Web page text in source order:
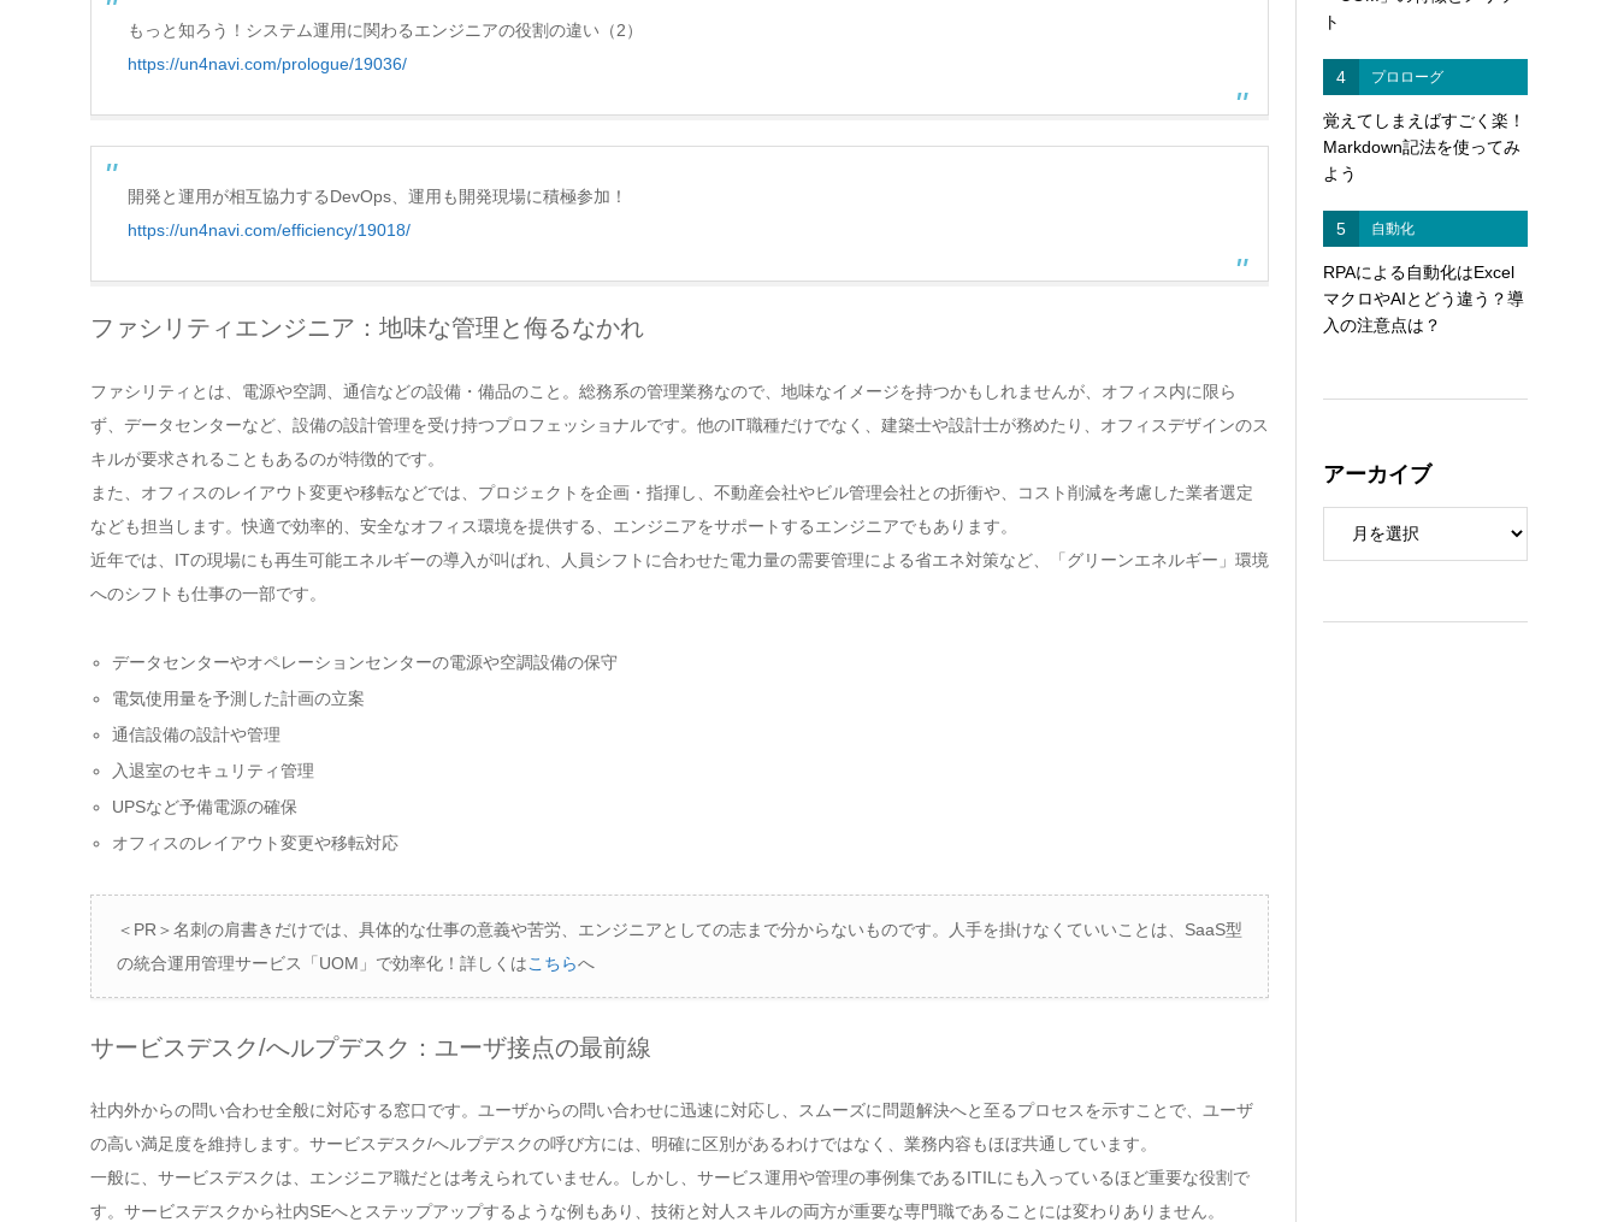
もっと知ろう！システム運用に関わるエンジニアの役割の違い（2）
https://un4navi.com/prologue/19036/
開発と運用が相互協力するDevOps、運用も開発現場に積極参加！
https://un4navi.com/efficiency/19018/
ファシリティエンジニア：地味な管理と侮るなかれ
ファシリティとは、電源や空調、通信などの設備・備品のこと。総務系の管理業務なので、地味なイメージを持つかもしれませんが、オフィス内に限ら
ず、データセンターなど、設備の設計管理を受け持つプロフェッショナルです。他のIT職種だけでなく、建築士や設計士が務めたり、オフィスデザインのス
キルが要求されることもあるのが特徴的です。
また、オフィスのレイアウト変更や移転などでは、プロジェクトを企画・指揮し、不動産会社やビル管理会社との折衝や、コスト削減を考慮した業者選定
なども担当します。快適で効率的、安全なオフィス環境を提供する、エンジニアをサポートするエンジニアでもあります。
近年では、ITの現場にも再生可能エネルギーの導入が叫ばれ、人員シフトに合わせた電力量の需要管理による省エネ対策など、「グリーンエネルギー」環境
へのシフトも仕事の一部です。
データセンターやオペレーションセンターの電源や空調設備の保守
電気使用量を予測した計画の立案
通信設備の設計や管理
入退室のセキュリティ管理
UPSなど予備電源の確保
オフィスのレイアウト変更や移転対応
＜PR＞名刺の肩書きだけでは、具体的な仕事の意義や苦労、エンジニアとしての志まで分からないものです。人手を掛けなくていいことは、SaaS型
の統合運用管理サービス「UOM」で効率化！詳しくはこちらへ
サービスデスク/へルプデスク：ユーザ接点の最前線
社内外からの問い合わせ全般に対応する窓口です。ユーザからの問い合わせに迅速に対応し、スムーズに問題解決へと至るプロセスを示すことで、ユーザ
の高い満足度を維持します。サービスデスク/へルプデスクの呼び方には、明確に区別があるわけではなく、業務内容もほぼ共通しています。
一般に、サービスデスクは、エンジニア職だとは考えられていません。しかし、サービス運用や管理の事例集であるITILにも入っているほど重要な役割で
す。サービスデスクから社内SEへとステップアップするような例もあり、技術と対人スキルの両方が重要な専門職であることには変わりありません。
ト
4 プロローグ
覚えてしまえばすごく楽！
Markdown記法を使ってみ
よう
5 自動化
RPAによる自動化はExcel
マクロやAIとどう違う？導
入の注意点は？
アーカイブ